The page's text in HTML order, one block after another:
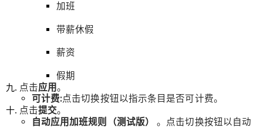
加班
带薪休假
薪资
假期
可计费:点击切换按钮以指示条目是否可计费。
自动应用加班规则（测试版）
。点击切换按钮以自动
点击应用。
点击提交。